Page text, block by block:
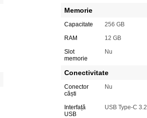
Memorie
Capacitate
256 GB
RAM
12 GB
Slot
memorie
Nu
Conectivitate
Conector
căști
Nu
Interfață
USB
USB Type-C 3.2